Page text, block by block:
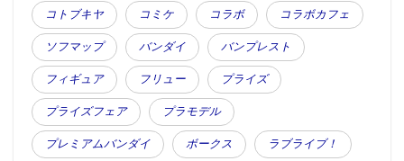
コトブキヤ コミケ コラボ コラボカフェ
ソフマップ バンダイ バンプレスト
フィギュア フリュー プライズ
プライズフェア プラモデル
プレミアムバンダイ ボークス ラブライブ！